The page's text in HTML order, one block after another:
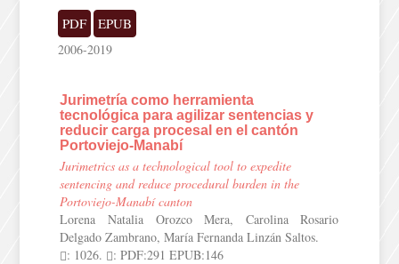
PDF EPUB
2006-2019
Jurimetría como herramienta
tecnológica para agilizar sentencias y
reducir carga procesal en el cantón
Portoviejo-Manabí
Jurimetrics as a technological tool to expedite
sentencing and reduce procedural burden in the
Portoviejo-Manabí canton
Lorena Natalia Orozco Mera, Carolina Rosario
Delgado Zambrano, María Fernanda Linzán Saltos.
: 1026.
: PDF:291 EPUB:146